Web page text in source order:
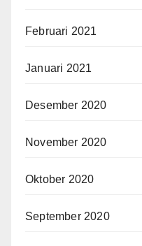
Februari 2021
Januari 2021
Desember 2020
November 2020
Oktober 2020
September 2020